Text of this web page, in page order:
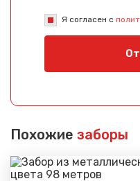
Я согласен с
Похожие заборы